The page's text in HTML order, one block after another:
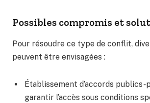
Possibles compromis et
Pour résoudre ce type de conflit,
peuvent être envisagées :
Établissement d’accords publics-
garantir l’accès sous conditions